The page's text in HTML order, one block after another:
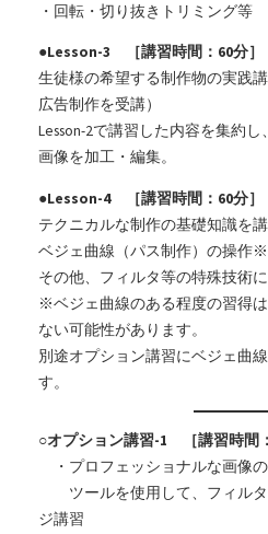
・回転・切り抜きトリミング等
●Lesson-3 ［講習時間：60分］
生徒様の希望する制作物の実践
広告制作を受講）
Lesson-2で講習した内容を集約
画像を加工・編集。
●Lesson-4 ［講習時間：60分］
テクニカルな制作の基礎知識を講
ベジェ曲線（パス制作）の操作※
その他、フィルタ等の特殊技術
※ベジェ曲線のある程度の習得
ない可能性があります。
別途オプション講習にベジェ曲
す。
○オプション講習-1 ［講習時間
・プロフェッショナルな画像
ツールを使用して、フィルタ
ジ講習